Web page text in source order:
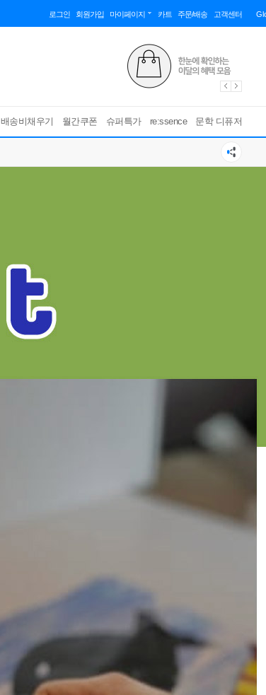
로그인 회원가입 마이페이지 카트 주문/배송 고객센터
배송비채우기 월간쿠폰 슈퍼특가 re:ssence 문학 디퓨저